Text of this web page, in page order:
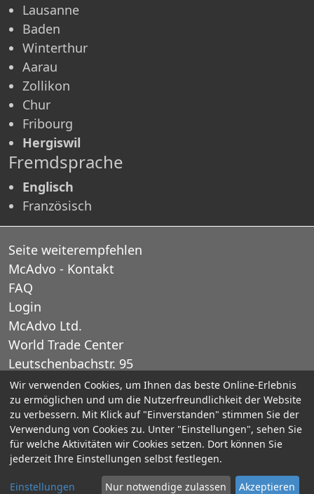
Lausanne
Baden
Winterthur
Aarau
Zollikon
Chur
Fribourg
Hergiswil
Fremdsprache
Englisch
Französisch
Seite weiterempfehlen
McAdvo - Kontakt
FAQ
Login
McAdvo Ltd.
World Trade Center
Leutschenbachstr. 95
CH-8050 Zurich
Schweiz
E-Mail: office@mcadvo.com
© 2005-2025 McAdvo Ltd.
Wir verwenden Cookies, um Ihnen das beste Online-Erlebnis
zu ermöglichen und um die Nutzerfreundlichkeit der Website
zu verbessern. Mit Klick auf "Einverstanden" stimmen Sie der
Verwendung von Cookies zu. Unter "Einstellungen", sehen Sie
für welche Aktivitäten wir Cookies setzen. Dort können Sie
jederzeit Ihre Einstellungen selbst festlegen.
Einstellungen Nur notwendige zulassen Akzeptieren